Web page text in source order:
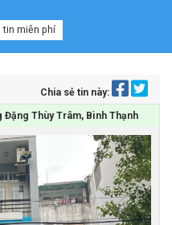
tin, tư vấn
tin miễn phí
Chia sẻ tin này:
Đặng Thùy Trâm, Bình Thạnh